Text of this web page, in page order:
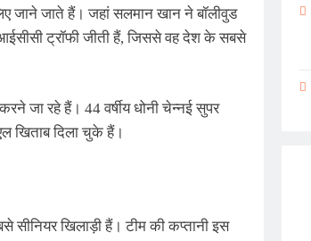
जाने जाते हैं। जहां सलमान खान ने बॉलीवुड
ट्रॉफी जीती हैं, जिससे वह देश के सबसे
जा रहे हैं। 44 वर्षीय धोनी चेन्नई सुपर
खिताब दिला चुके हैं।
सीनियर खिलाड़ी हैं। टीम की कप्तानी इस